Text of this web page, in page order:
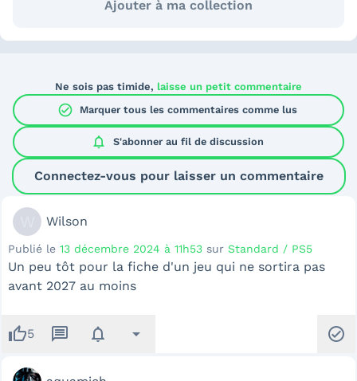
Ajouter à ma collection
Ne sois pas timide, laisse un petit commentaire
check_circle Marquer tous les commentaires comme lus
notifications S'abonner au fil de discussion
Connectez-vous pour laisser un commentaire
Wilson
Publié le 13 décembre 2024 à 11h53 sur Standard / PS5
Un peu tôt pour la fiche d'un jeu qui ne sortira pas
avant 2027 au moins
thumb_up5 message notifications arrow_drop_down check_circle